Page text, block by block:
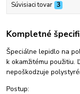
Súvisiaci tovar 3
Kompletné
Špeciálne lepidlo na
k okamžitému použitiu.
nepoškodzuje
Postup: